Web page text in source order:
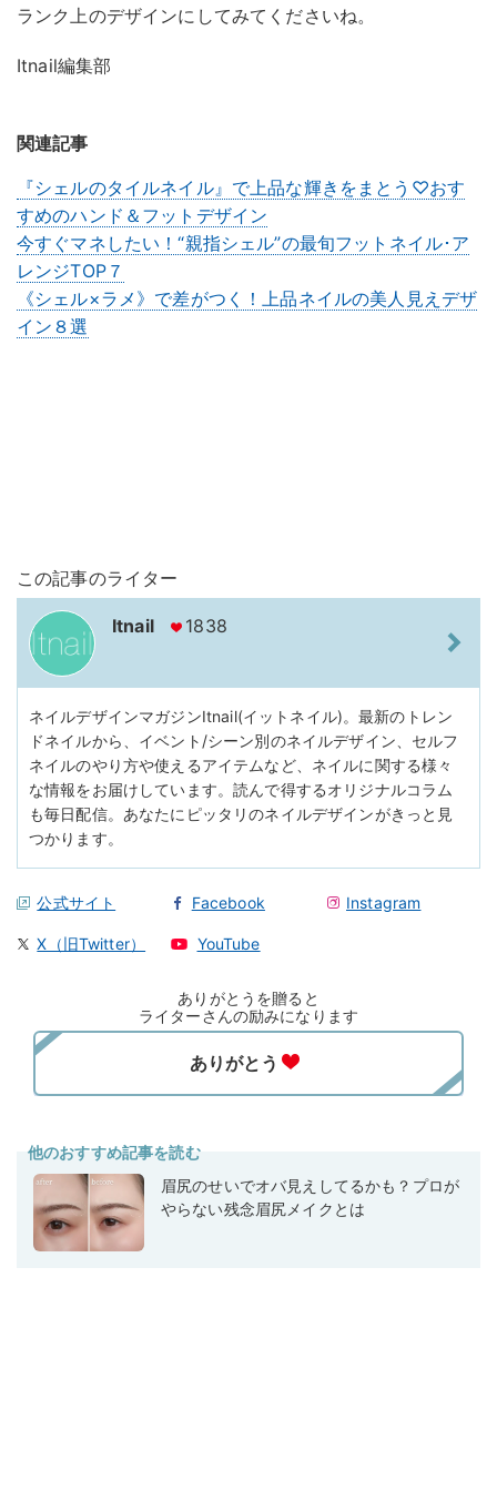
ランク上のデザインにしてみてくださいね。
Itnail編集部
関連記事
『シェルのタイルネイル』で上品な輝きをまとう♡おす
すめのハンド＆フットデザイン
今すぐマネしたい！“親指シェル”の最旬フットネイル･ア
レンジTOP７
《シェル×ラメ》で差がつく！上品ネイルの美人見えデザ
イン８選
この記事のライター
Itnail 1838
ネイルデザインマガジンItnail(イットネイル)。最新のトレン
ドネイルから、イベント/シーン別のネイルデザイン、セルフ
ネイルのやり方や使えるアイテムなど、ネイルに関する様々
な情報をお届けしています。読んで得するオリジナルコラム
も毎日配信。あなたにピッタリのネイルデザインがきっと見
つかります。
公式サイト Facebook Instagram
X（旧Twitter） YouTube
ありがとうを贈ると
ライターさんの励みになります
他のおすすめ記事を読む
眉尻のせいでオバ見えしてるかも？プロが
やらない残念眉尻メイクとは